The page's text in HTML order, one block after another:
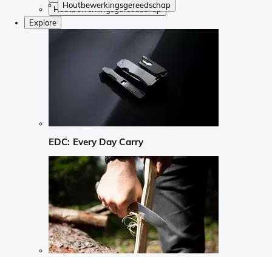
Houtbewerkingsgereedschap
Houtbewerkingsgereedschap
Explore
EDC: Every Day Carry